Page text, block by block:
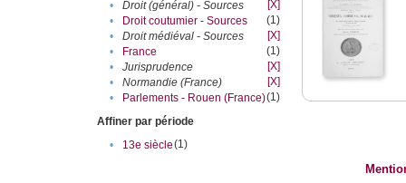
•
Droit (général) - Sources
[X]
•
Droit coutumier - Sources
(1)
•
Droit médiéval - Sources
[X]
•
France
(1)
•
Jurisprudence
[X]
•
Normandie (France)
[X]
•
Parlements - Rouen (France)(1)
Affiner par période
•
13e siècle(1)